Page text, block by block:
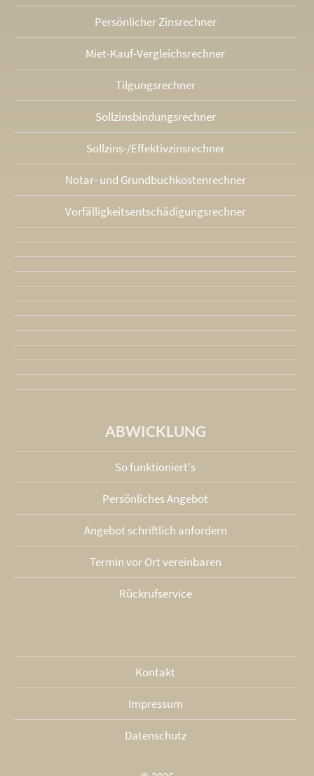
Persönlicher Zinsrechner
Miet-Kauf-Vergleichsrechner
Tilgungsrechner
Sollzinsbindungs­rechner
Sollzins-/Effektivzins­rechner
Notar- und Grundbuchkosten­rechner
Vorfälligkeits­entschädigungs­rechner
ABWICKLUNG
So funktioniert's
Persönliches Angebot
Angebot schriftlich anfordern
Termin vor Ort vereinbaren
Rückrufservice
Kontakt
Impressum
Datenschutz